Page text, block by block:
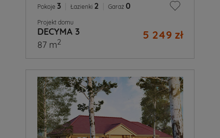
Pokoje 3 Łazienki 2 Garaż 0
Projekt domu
DECYMA 3 5 249 zł
87 m2